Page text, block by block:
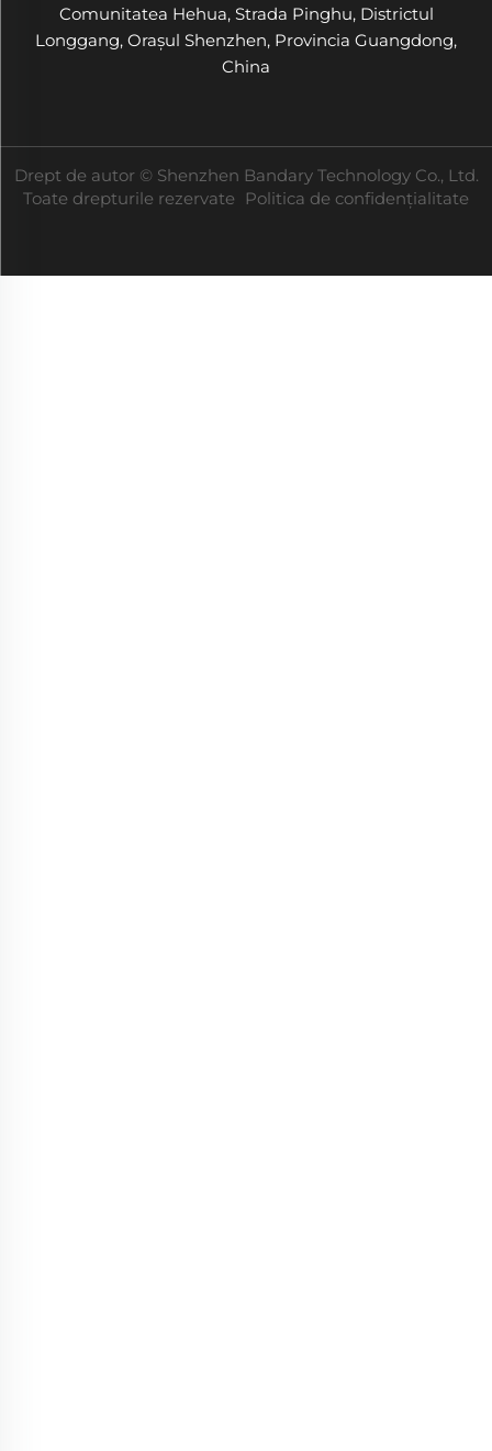
Comunitatea Hehua, Strada Pinghu, Districtul
Longgang, Orașul Shenzhen, Provincia Guangdong,
China
Drept de autor © Shenzhen Bandary Technology Co., Ltd.
Toate drepturile rezervate
Politica de confidențialitate